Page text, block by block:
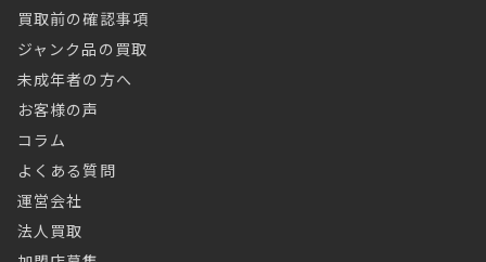
買取前の確認事項
ジャンク品の買取
未成年者の方へ
お客様の声
コラム
よくある質問
運営会社
法人買取